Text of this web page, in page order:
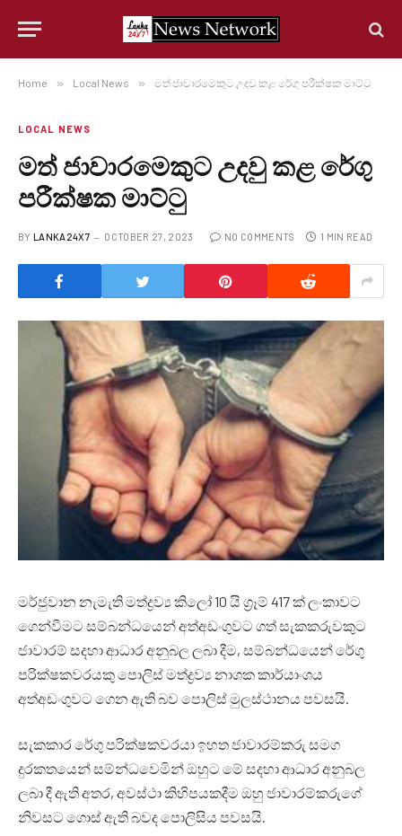
Home » Local News » මත් ජාවාරමෙකුට උදවු කළ රේගු පරීක්ෂක මාට්ටු
LOCAL NEWS
මත් ජාවාරමෙකුට උදවු කළ රේගු
පරීක්ෂක මාට්ටු
BY LANKA24X7 OCTOBER 27, 2023 NO COMMENTS 1 MIN READ
මර්ජුවාන නැමැති මත්ද්‍රව්‍ය කිලෝ 10 යි ග්‍රෑම් 417 ක් ලංකාවට
ගෙන්වීමට සම්බන්ධයෙන් අත්අඩංගුවට ගත් සැකකරුවකුට
ජාවාරම් සදහා ආධාර අනුබල ලබා දීම, සම්බන්ධයෙන් රේගු
පරික්ෂකවරයකු පොලිස් මත්ද්‍රව්‍ය නාශක කාර්යාංශය
අත්අඩංගුවට ගෙන ඇති බව පොලිස් මුලස්ථානය පවසයි.
සැකකාර රේගු පරික්ෂකවරයා ඉහත ජාවාරම්කරු සමග
දුරකතයෙන් සම්න්ධවෙමින් ඔහුට මේ සදහා ආධාර අනුබල
ලබා දී ඇති අතර, අවස්ථා කිහිපයකදීම ඔහු ජාවාරම්කරුගේ
නිවසට ගොස් ඇති බවද පොලිසිය පවසයි.